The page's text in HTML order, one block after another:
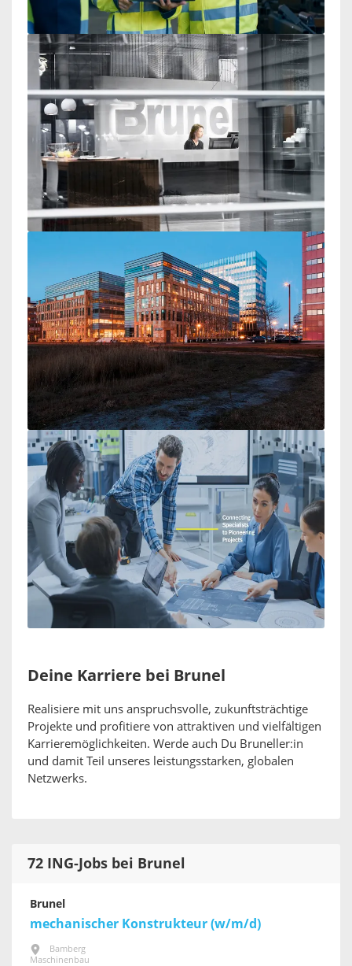
Deine Karriere bei Brunel
Realisiere mit uns anspruchsvolle, zukunftsträchtige
Projekte und profitiere von attraktiven und vielfältigen
Karrieremöglichkeiten. Werde auch Du Bruneller:in
und damit Teil unseres leistungsstarken, globalen
Netzwerks.
72 ING-Jobs bei Brunel
Brunel
mechanischer Konstrukteur (w/m/d)
Bamberg
Maschinenbau